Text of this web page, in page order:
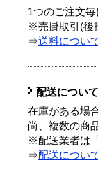
1つのご注文毎
※売掛取引(後
⇒送料につい
配送について
在庫がある場
尚、複数の商
※配送業者は
⇒配送につい